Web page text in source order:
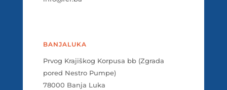
BANJALUKA
Prvog Krajiškog Korpusa bb (Zgrada
pored Nestro Pumpe)
78000 Banja Luka